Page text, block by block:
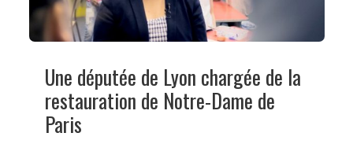
Une députée de Lyon chargée de la
restauration de Notre-Dame de
Paris